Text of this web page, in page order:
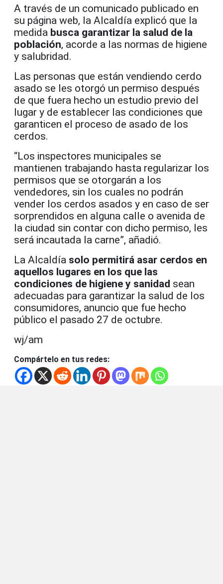
A través de un comunicado publicado en
su página web, la Alcaldía explicó que la
medida busca garantizar la salud de la
población, acorde a las normas de higiene
y salubridad.
Las personas que están vendiendo cerdo
asado se les otorgó un permiso después
de que fuera hecho un estudio previo del
lugar y de establecer las condiciones que
garanticen el proceso de asado de los
cerdos.
“Los inspectores municipales se
mantienen trabajando hasta regularizar los
permisos que se otorgarán a los
vendedores, sin los cuales no podrán
vender los cerdos asados y en caso de ser
sorprendidos en alguna calle o avenida de
la ciudad sin contar con dicho permiso, les
será incautada la carne”, añadió.
La Alcaldía solo permitirá asar cerdos en
aquellos lugares en los que las
condiciones de higiene y sanidad sean
adecuadas para garantizar la salud de los
consumidores, anuncio que fue hecho
público el pasado 27 de octubre.
wj/am
Compártelo en tus redes: